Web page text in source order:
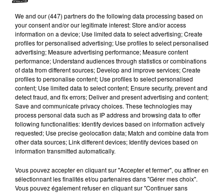
Lecture (1 min 14 sec)
100%
100% Radio l'agenda de l'Ariege
15 novembre 2024 - 1 min 14 sec
We and our (447) partnersdo the following data processing based on
your consent and/or our legitimate interest: Store and/or access
information on a device; Use limited data to select advertising; Create
profiles for personalised advertising; Use profiles to select personalised
advertising; Measure advertising performance; Measure content
performance; Understand audiences through statistics or combinations
of data from different sources; Develop and improve services; Create
profiles to personalise content; Use profiles to select personalised
content; Use limited data to select content; Ensure security, prevent and
detect fraud, and fix errors; Deliver and present advertising and content;
Save and communicate privacy choices. These technologies may
process personal data such as IP address and browsing data to offer
following functionalities: Identify devices based on information actively
requested; Use precise geolocation data; Match and combine data from
other data sources; Link different devices; Identify devices based on
information transmitted automatically.
Vous pouvez accepter en cliquant sur "Accepter et fermer", ou affiner en
sélectionnant les finalités et/ou partenaires dans "Gérer mes choix".
Vous pouvez également refuser en cliquant sur "Continuer sans